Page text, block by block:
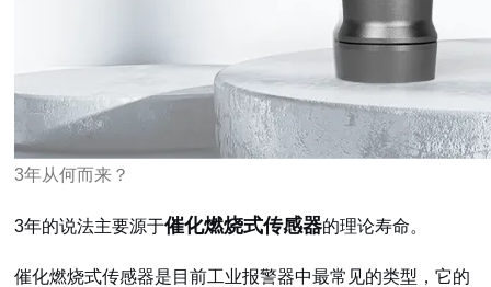
3年从何而来？
3年的说法主要源于催化燃烧式传感器的理论寿命。
催化燃烧式传感器是目前工业报警器中最常见的类型，它的